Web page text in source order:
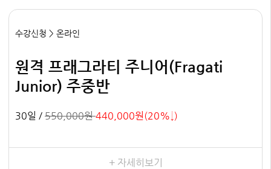
수강신청 > 온라인
원격 프래그라티 주니어(Fragati
Junior) 주중반
30일 / 550,000원440,000원(20%↓)
+ 자세히보기